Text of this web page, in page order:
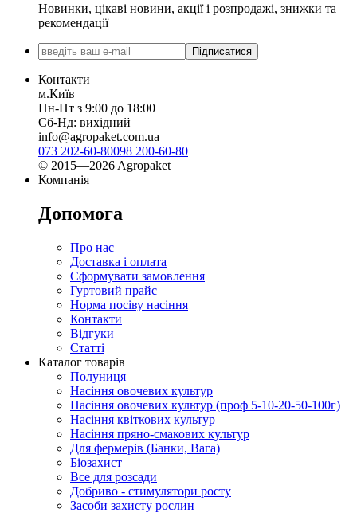
Новинки, цікаві новини, акції і розпродажі, знижки та
рекомендації
Підписатися
Контакти
м.Київ
Пн-Пт з 9:00 до 18:00
Сб-Нд: вихідний
info@agropaket.com.ua
073 202-60-80098 200-60-80
© 2015—2026 Agropaket
Компанія
Допомога
Про нас
Доставка і оплата
Сформувати замовлення
Гуртовий прайс
Норма посіву насіння
Контакти
Відгуки
Статті
Каталог товарів
Полуниця
Насіння овочевих культур
Насіння овочевих культур (проф 5-10-20-50-100г)
Насіння квіткових культур
Насіння пряно-смакових культур
Для фермерів (Банки, Вага)
Біозахист
Все для розсади
Добриво - стимулятори росту
Засоби захисту рослин